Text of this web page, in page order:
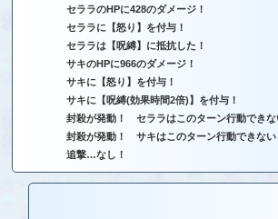
セララのHPに428のダメージ！
セララに【怒り】を付与！
セララは【呪縛】に抵抗した！
サキのHPに966のダメージ！
サキに【怒り】を付与！
サキに【呪縛(効果時間2倍)】を付与！
封殺が発動！ セララはこのターン行動できな
封殺が発動！ サキはこのターン行動できない
追撃…なし！